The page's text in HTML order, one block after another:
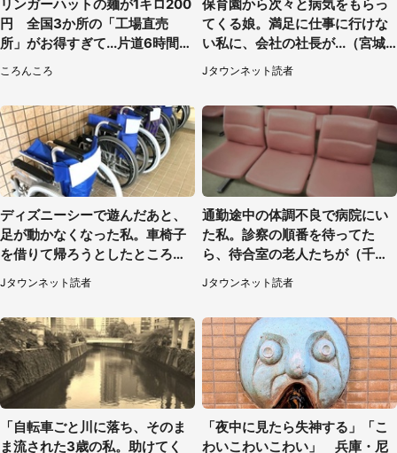
リンガーハットの麺が1キロ200
円 全国3か所の「工場直売
所」がお得すぎて...片道6時間か
ころんころ
保育園から次々と病気をもらっ
てくる娘。満足に仕事に行けな
い私に、会社の社長が...（宮城
県・30代女性）
Jタウンネット読者
ディズニーシーで遊んだあと、
足が動かなくなった私。車椅子
を借りて帰ろうとしたところで
キャストが（60代女性）
Jタウンネット読者
通勤途中の体調不良で病院にい
た私。診察の順番を待ってた
ら、待合室の老人たちが（千葉
県・50代男性）
Jタウンネット読者
「自転車ごと川に落ち、そのま
ま流された3歳の私。助けてく
「夜中に見たら失神する」「こ
わいこわいこわい」 兵庫・尼